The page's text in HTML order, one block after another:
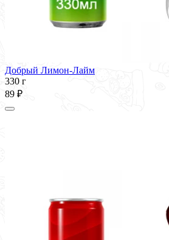
Добрый Лимон-Лайм
330 г
89 ₽